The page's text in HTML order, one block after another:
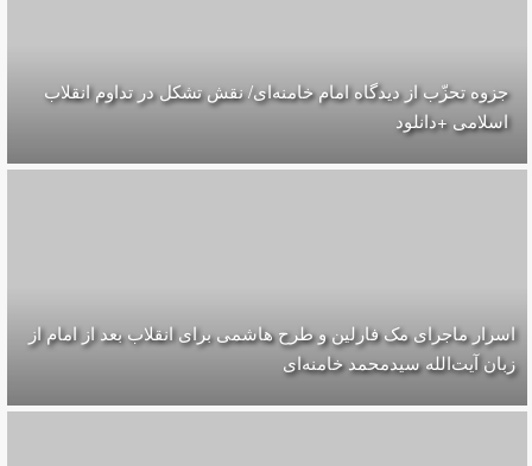
جزوه تحزّب از دیدگاه امام خامنه‌ای/ نقش تشکل در تداوم انقلاب
اسلامی +دانلود
اسرار ماجرای مک فارلین و طرح هاشمی برای انقلاب بعد از امام از
زبان آیت‌الله سیدمحمد خامنه‌ای